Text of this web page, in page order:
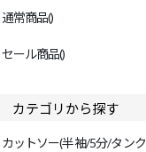
通常商品()
セール商品()
カテゴリから探す
カットソー(半袖/5分/タンク